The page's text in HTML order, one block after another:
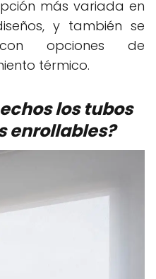
más variada en
y también se
opciones de
térmico.
los tubos
enrollables?